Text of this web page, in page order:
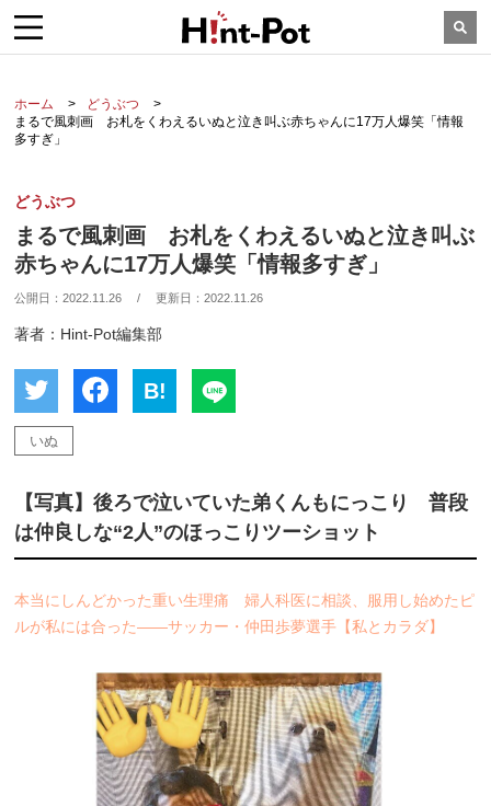
ホーム
どうぶつ
まるで風刺画 お札をくわえるいぬと泣き叫ぶ赤ちゃんに17万人爆笑「情報
多すぎ」
どうぶつ
まるで風刺画 お札をくわえるいぬと泣き叫ぶ
赤ちゃんに17万人爆笑「情報多すぎ」
公開日：2022.11.26 / 更新日：2022.11.26
著者：Hint-Pot編集部
B!
いぬ
【写真】後ろで泣いていた弟くんもにっこり 普段
は仲良しな“2人”のほっこりツーショット
本当にしんどかった重い生理痛 婦人科医に相談、服用し始めたピ
ルが私には合った――サッカー・仲田歩夢選手【私とカラダ】